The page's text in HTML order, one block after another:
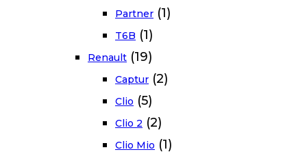
Partner (1)
T6B (1)
Renault (19)
Captur (2)
Clio (5)
Clio 2 (2)
Clio Mio (1)